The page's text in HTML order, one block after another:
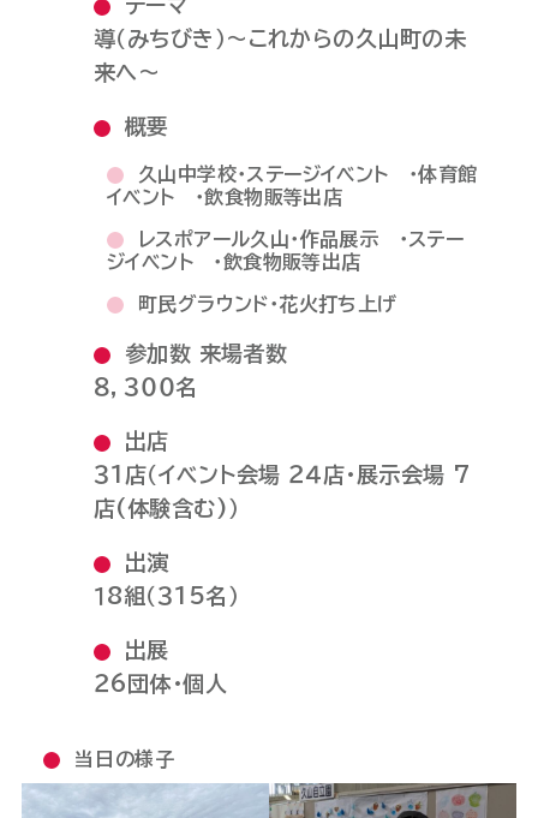
テーマ
導（みちびき）～これからの久山町の未
来へ～
概要
久山中学校・ステージイベント ・体育館
イベント ・飲食物販等出店
レスポアール久山・作品展示 ・ステー
ジイベント ・飲食物販等出店
町民グラウンド・花火打ち上げ
参加数 来場者数
８，３００名
出店
３1店（イベント会場 ２４店・展示会場 7
店(体験含む)）
出演
１8組（３15名）
出展
２6団体・個人
当日の様子